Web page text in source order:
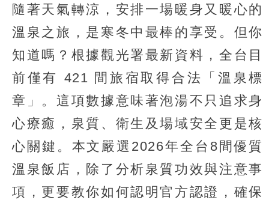
隨著天氣轉涼，安排一場暖身又暖心的
溫泉之旅，是寒冬中最棒的享受。但你
知道嗎？根據觀光署最新資料，全台目
前僅有 421 間旅宿取得合法「溫泉標
章」。這項數據意味著泡湯不只追求身
心療癒，泉質、衛生及場域安全更是核
心關鍵。本文嚴選2026年全台8間優質
溫泉飯店，除了分析泉質功效與注意事
項，更要教你如何認明官方認證，確保